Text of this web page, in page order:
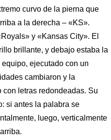
curvo de la pierna que
a la derecha – «KS».
y «Kansas City». El
brillante, y debajo estaba la
ejecutado con un
cambiaron y la
letras redondeadas. Su
si antes la palabra se
luego, verticalmente